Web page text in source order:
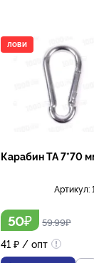
ЛОВИ
Карабин ТА 7*70
Артикул:
50₽ 59.99₽
41 ₽/ опт